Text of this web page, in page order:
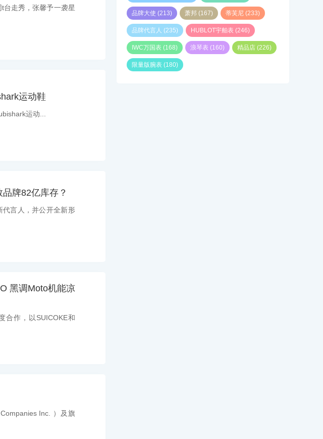
台走秀，张馨予一袭星
运动鞋
运动...
牌82亿库存？
代言人，并公开全新形
黑调Moto机能凉
合作，以SUICOKE和
Inc. ）及旗
品牌大使 (213) 萧邦 (167) 蒂芙尼 (233)
品牌代言人 (235) HUBLOT宇舶表 (246)
IWC万国表 (168) 浪琴表 (160) 精品店 (226)
限量版腕表 (180)